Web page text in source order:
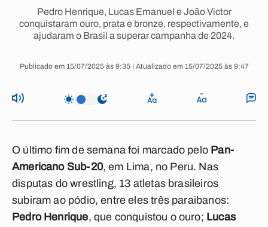
Pedro Henrique, Lucas Emanuel e João Victor
conquistaram ouro, prata e bronze, respectivamente, e
ajudaram o Brasil a superar campanha de 2024.
Publicado em 15/07/2025 às 9:35 | Atualizado em 15/07/2025 às 9:47
O último fim de semana foi marcado pelo Pan-
Americano Sub-20, em Lima, no Peru. Nas
disputas do wrestling, 13 atletas brasileiros
subiram ao pódio, entre eles três paraibanos:
Pedro Henrique, que conquistou o ouro; Lucas